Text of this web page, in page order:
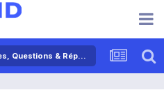
Sony Ericsson Xperia Arc S - Aides, Questions & Réponses